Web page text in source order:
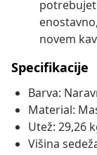
novem
Specifikacije
Barva:
Material:
Utež: 29,26
Višina